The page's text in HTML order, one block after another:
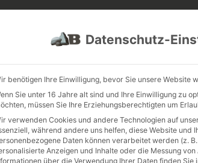
Datenschutz-
benötigen Ihre Einwilligung, bevor Sie unsere Website
Sie unter 16 Jahre alt sind und Ihre Einwilligung zu
müssen Sie Ihre Erziehungsberechtigten um
verwenden Cookies und andere Technologien auf
während andere uns helfen, diese Website und
Daten können verarbeitet werden (z.
Anzeigen und Inhalte oder die Messung
über die Verwendung Ihrer Daten finden Sie